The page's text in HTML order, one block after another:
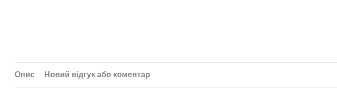
Опис Новий відгук або коментар